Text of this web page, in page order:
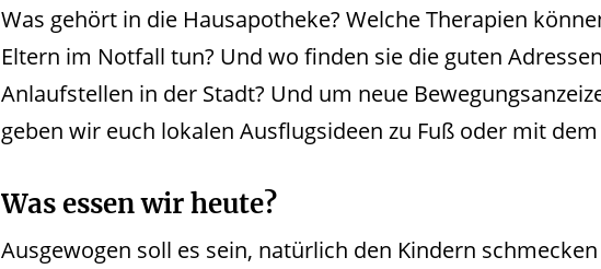
Was gehört in die Hausapotheke? Welche Therapien
Eltern im Notfall tun? Und wo finden sie die guten
Anlaufstellen in der Stadt? Und um neue
geben wir euch lokalen Ausflugsideen zu Fuß oder mit
Was essen wir heute?
Ausgewogen soll es sein, natürlich den Kindern